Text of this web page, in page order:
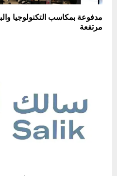
مدفوعة بمكاسب التكنولوجيا
مرتفعة